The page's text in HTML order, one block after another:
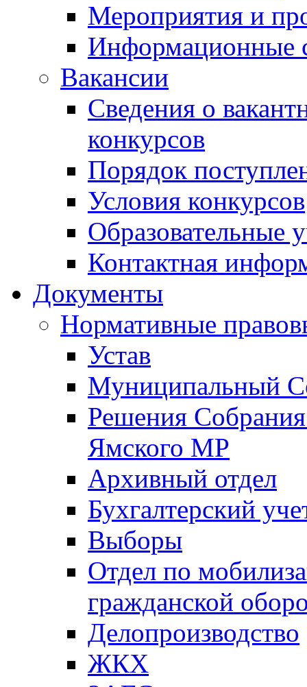
Мероприятия и
Информационные
Вакансии
Сведения о
конкурсов
Порядок
Условия конкурсов
Образовательные
Контактная
Документы
Нормативные
Устав
Муниципальный
Решения
Ямского МР
Архивный отдел
Бухгалтерский
Выборы
Отдел по
гражданской
Делопроизводство
ЖКХ